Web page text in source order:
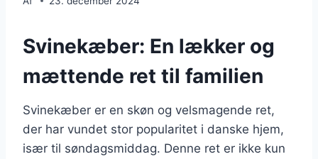
Svinekæber: En lækker og
mættende ret til familien
Svinekæber er en skøn og velsmagende ret,
der har vundet stor popularitet i danske hjem,
især til søndagsmiddag. Denne ret er ikke kun